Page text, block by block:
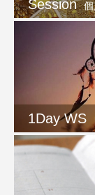
Session
1Day WS